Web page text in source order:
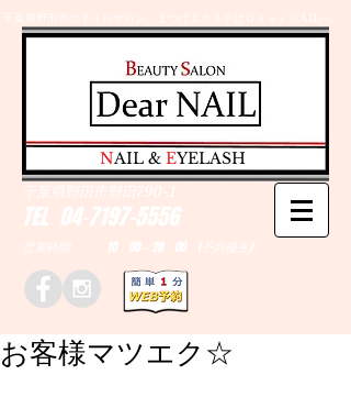
千葉県野田市のネイルサロン、まつげエクステはＤｅａｒＮAILへ
TEL 04-7197-5556
営業時間 10：00～20：00 (予約優先)
千葉県野田市野田790-1
​NAIL & EYELASH
お客様マツエク☆